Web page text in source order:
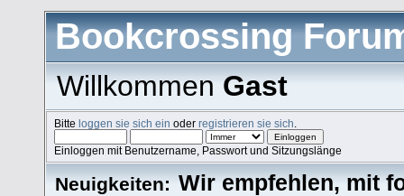
Bookcrossing
WillkommenGast
Bitteloggen sie sich ein oderregistrieren sie sich
Einloggen mit Benutzername, Passwort und Sitzungslänge
Neuigkeiten: Wir empfehlen, mit